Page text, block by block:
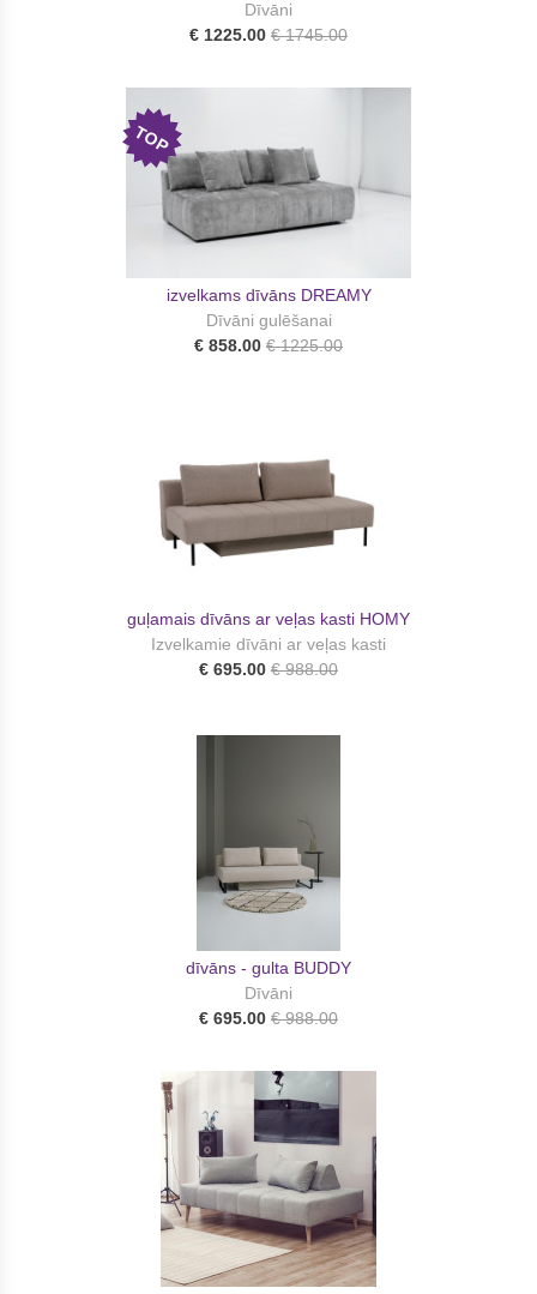
Dīvāni
€ 1225.00 € 1745.00
TOP
izvelkams dīvāns DREAMY
Dīvāni gulēšanai
€ 858.00 € 1225.00
guļamais dīvāns ar veļas kasti HOMY
Izvelkamie dīvāni ar veļas kasti
€ 695.00 € 988.00
dīvāns - gulta BUDDY
Dīvāni
€ 695.00 € 988.00